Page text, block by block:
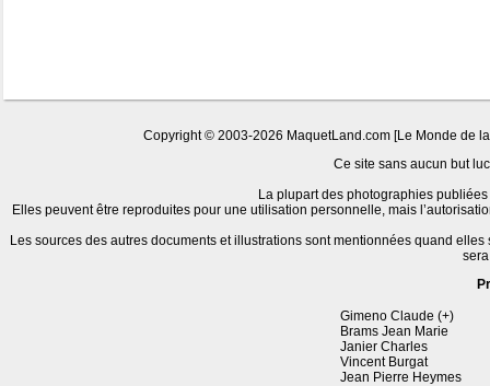
Copyright © 2003-2026 MaquetLand.com [Le Monde de
Ce site sans aucun but
La plupart des photographies
Elles peuvent être reproduites pour une utilisation personnelle, mais
Les sources des autres documents et illustrations sont mentionnées quand
Gimeno Claude (+)
Brams Jean Marie
Janier Charles
Vincent Burgat
Jean Pierre Heymes